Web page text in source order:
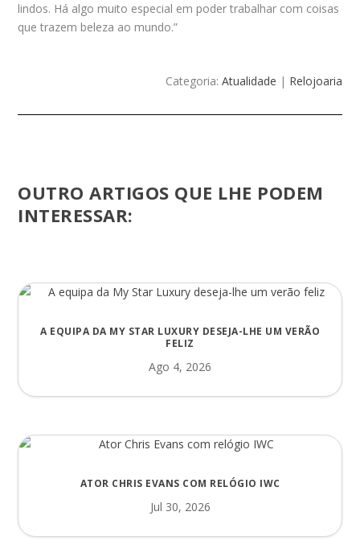
lindos. Há algo muito especial em poder trabalhar com coisas
que trazem beleza ao mundo.”
Categoria: Atualidade | Relojoaria
OUTRO ARTIGOS QUE LHE PODEM
INTERESSAR:
A EQUIPA DA MY STAR LUXURY DESEJA-LHE UM VERÃO
FELIZ
Ago 4, 2026
ATOR CHRIS EVANS COM RELÓGIO IWC
Jul 30, 2026